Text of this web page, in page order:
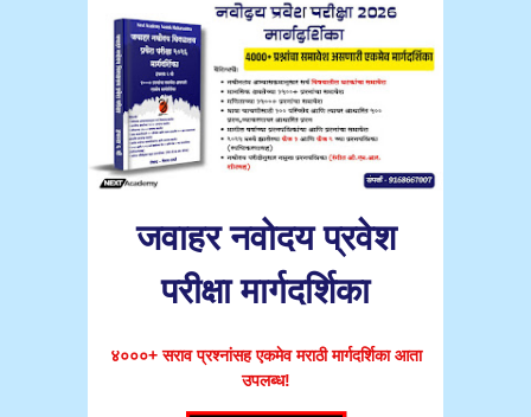
जवाहर नवोदय प्रवेश
परीक्षा मार्गदर्शिका
४०००+ सराव प्रश्नांसह एकमेव मराठी मार्गदर्शिका आता
उपलब्ध!